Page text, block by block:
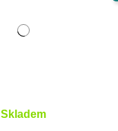
Skladem